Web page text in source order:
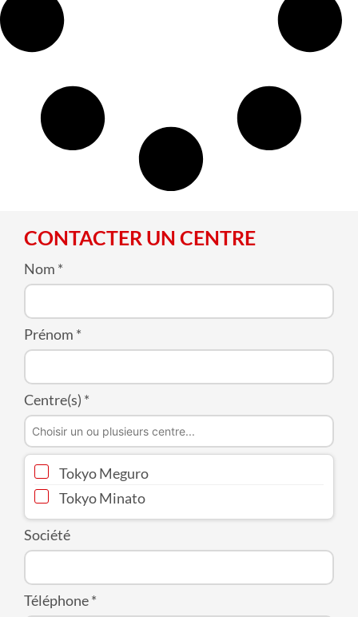
CONTACTER UN CENTRE
Nom *
Prénom *
Centre(s) *
Tokyo Meguro
Tokyo Minato
Société
Téléphone*